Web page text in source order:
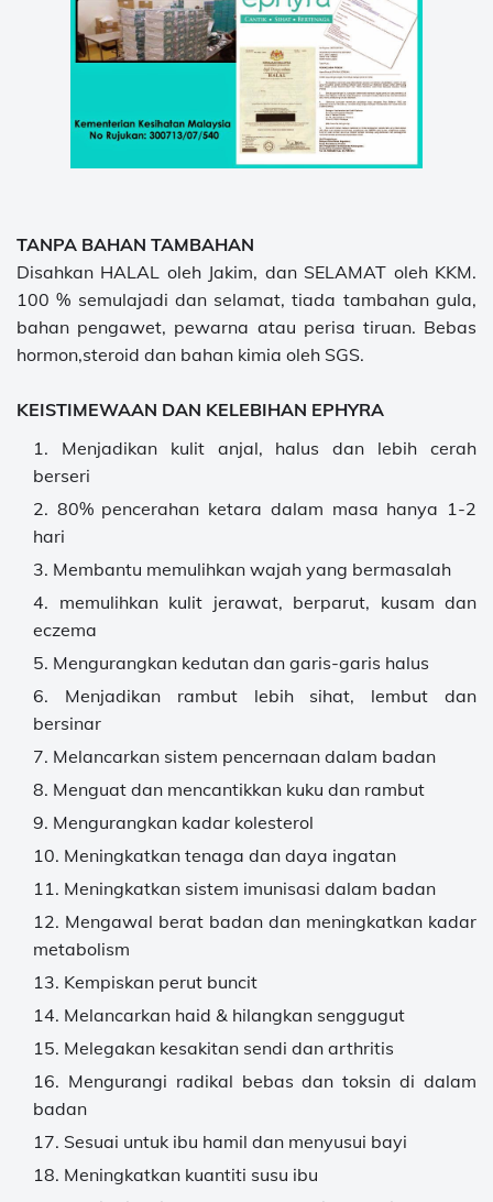
TANPA BAHAN TAMBAHAN
Disahkan HALAL oleh Jakim, dan SELAMAT oleh KKM.
100 % semulajadi dan selamat, tiada tambahan gula,
bahan pengawet, pewarna atau perisa tiruan. Bebas
hormon,steroid dan bahan kimia oleh SGS.
KEISTIMEWAAN DAN KELEBIHAN EPHYRA
Menjadikan kulit anjal, halus dan lebih cerah
berseri
80% pencerahan ketara dalam masa hanya 1-2
hari
Membantu memulihkan wajah yang bermasalah
memulihkan kulit jerawat, berparut, kusam dan
eczema
Mengurangkan kedutan dan garis-garis halus
Menjadikan rambut lebih sihat, lembut dan
bersinar
Melancarkan sistem pencernaan dalam badan
Menguat dan mencantikkan kuku dan rambut
Mengurangkan kadar kolesterol
Meningkatkan tenaga dan daya ingatan
Meningkatkan sistem imunisasi dalam badan
Mengawal berat badan dan meningkatkan kadar
metabolism
Kempiskan perut buncit
Melancarkan haid & hilangkan senggugut
Melegakan kesakitan sendi dan arthritis
Mengurangi radikal bebas dan toksin di dalam
badan
Sesuai untuk ibu hamil dan menyusui bayi
Meningkatkan kuantiti susu ibu